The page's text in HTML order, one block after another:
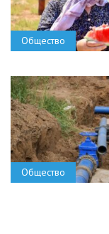
Общество
Общество